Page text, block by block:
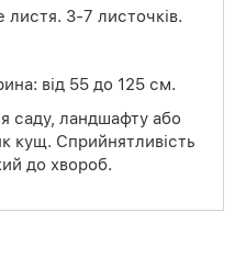
3-7 листочків.
від 55 до 125 см.
саду, ландшафту або
кущ. Сприйнятливість
до хвороб.